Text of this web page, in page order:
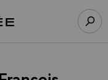
l’accueil Élysée